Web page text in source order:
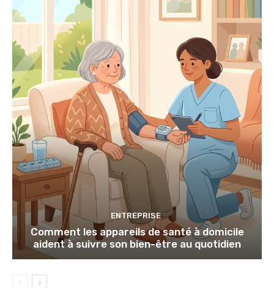
ENTREPRISE
Comment les appareils de santé à domicile
aident à suivre son bien-être au quotidien